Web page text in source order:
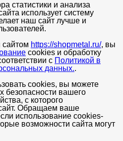
статистики и анализа
использует систему
наш сайт лучше и
сайтом https://shopmetal.ru/, вы
cookies и обработку
с Политикой в
данных..
cookies, вы можете
безопасности вашего
с которого
Обращаем ваше
использование cookies-
возможности сайта могут